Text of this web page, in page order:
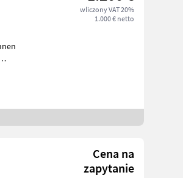
wliczony VAT 20%
1.000 € netto
Cena na
zapytanie